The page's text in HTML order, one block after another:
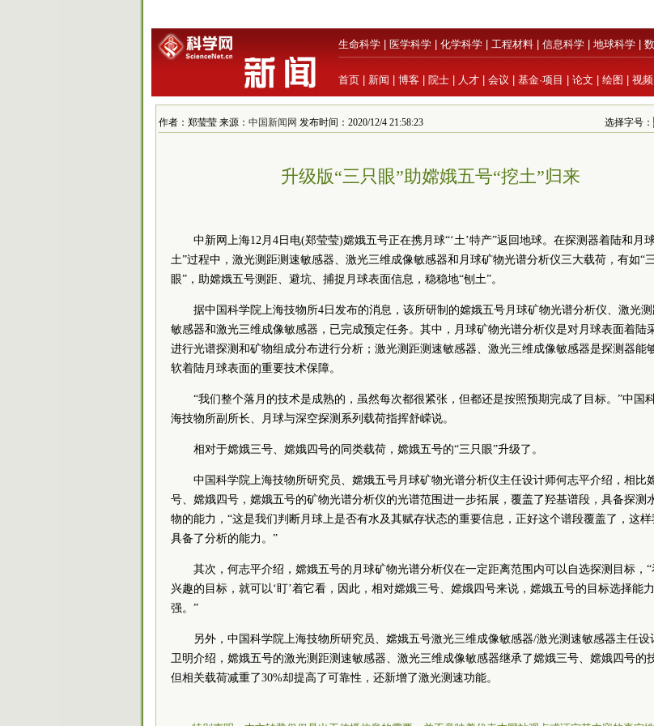
生命科学 医学科学 化学科学 工程材料 信息科学 地球科学
首页 新闻 博客 院士 人才 会议 基金·项目 论文 绘图 视频
作者：郑莹莹 来源： 中国新闻网 发布时间：2020/12/4 21:58:23 选择字号：
升级版“三只眼”助嫦娥五号“挖土”归来
中新网上海12月4日电(郑莹莹)嫦娥五号正在携月球“‘土’特产”返回地球。在探测器着陆和月
土”过程中，激光测距测速敏感器、激光三维成像敏感器和月球矿物光谱分析仪三大载荷，有如“
眼”，助嫦娥五号测距、避坑、捕捉月球表面信息，稳稳地“刨土”。
据中国 科学院上海技物所4日发布的消息，该所研制的嫦娥五号月球矿物光谱分析仪、激光
敏感器和激光三维成像敏感器，已完成预定任务。其中，月球矿物光谱分析仪是对月球表面着陆
进行光谱探测和矿物组成分布进行分析；激光测距测速敏感器、激光三维成像敏感器是探测器能
软着陆月球表面的重要技术保障。
“我们整个落月的技术是成熟的，虽然每次都很紧张，但都还是按照预期完成了目标。”中国
海技物所副所长、月球与深空探测系列载荷指挥舒嵘说。
相对于嫦娥三号、嫦娥四号的同类载荷，嫦娥五号的“三只眼”升级了。
中国 科学院上海技物所研究员、嫦娥五号月球矿物光谱分析仪主任设计师何志平介绍，相比
号、嫦娥四号，嫦娥五号的矿物光谱分析仪的光谱范围进一步拓展，覆盖了羟基谱段，具备探测
物的能力，“这是我们判断月球上是否有水及其赋存状态的重要信息，正好这个谱段覆盖了，这
具备了分析的能力。”
其次，何志平介绍，嫦娥五号的月球矿物光谱分析仪在一定距离范围内可以自选探测目标，
兴趣的目标，就可以‘盯’着它看，因此，相对嫦娥三号、嫦娥四号来说，嫦娥五号的目标选择能
强。”
另外，中国 科学院上海技物所研究员、嫦娥五号激光三维成像敏感器/激光测速敏感器主任设
卫明介绍，嫦娥五号的激光测距测速敏感器、激光三维成像敏感器继承了嫦娥三号、嫦娥四号的
但相关载荷减重了30%却提高了可靠性，还新增了激光测速功能。